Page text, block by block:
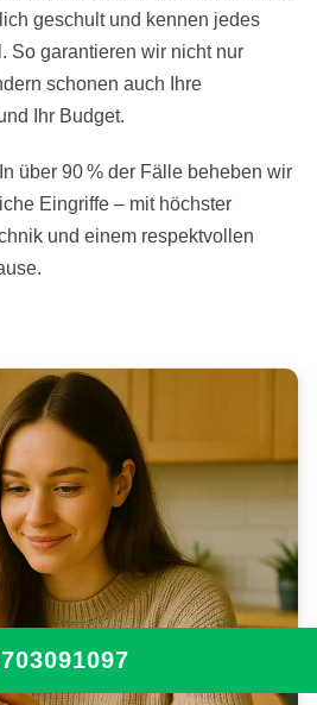
geschult und kennen jedes
So garantieren wir nicht nur
schonen auch Ihre
Ihr Budget.
über 90 % der Fälle beheben wir
Eingriffe – mit höchster
und einem respektvollen